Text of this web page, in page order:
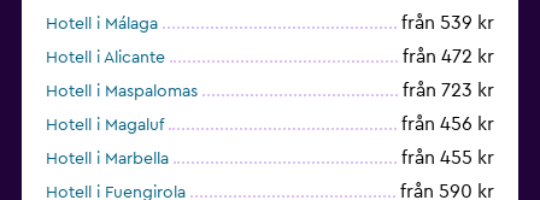
Hotell i Málaga från 539 kr
Hotell i Alicante från 472 kr
Hotell i Maspalomas från 723 kr
Hotell i Magaluf från 456 kr
Hotell i Marbella från 455 kr
Hotell i Fuengirola från 590 kr